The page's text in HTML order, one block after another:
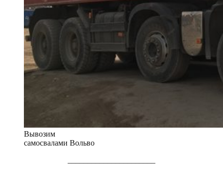
Вывозим
самосвалами Вольво